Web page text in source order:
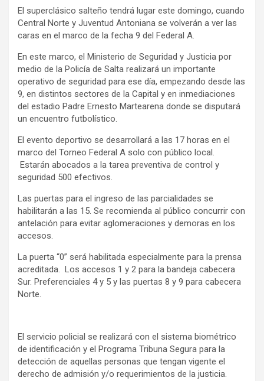
El superclásico salteño tendrá lugar este domingo, cuando
Central Norte y Juventud Antoniana se volverán a ver las
caras en el marco de la fecha 9 del Federal A.
En este marco, el Ministerio de Seguridad y Justicia por
medio de la Policía de Salta realizará un importante
operativo de seguridad para ese día, empezando desde las
9, en distintos sectores de la Capital y en inmediaciones
del estadio Padre Ernesto Martearena donde se disputará
un encuentro futbolístico.
El evento deportivo se desarrollará a las 17 horas en el
marco del Torneo Federal A solo con público local.
Estarán abocados a la tarea preventiva de control y
seguridad 500 efectivos.
Las puertas para el ingreso de las parcialidades se
habilitarán a las 15. Se recomienda al público concurrir con
antelación para evitar aglomeraciones y demoras en los
accesos.
La puerta “0” será habilitada especialmente para la prensa
acreditada. Los accesos 1 y 2 para la bandeja cabecera
Sur. Preferenciales 4 y 5 y las puertas 8 y 9 para cabecera
Norte.
El servicio policial se realizará con el sistema biométrico
de identificación y el Programa Tribuna Segura para la
detección de aquellas personas que tengan vigente el
derecho de admisión y/o requerimientos de la justicia.